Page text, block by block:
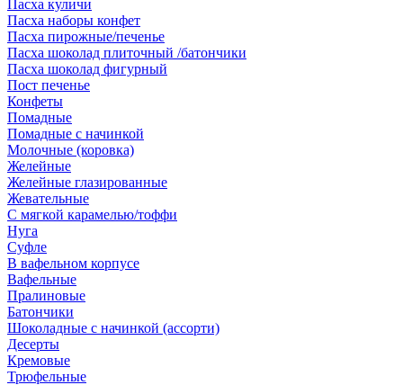
Пасха куличи
Пасха наборы конфет
Пасха пирожные/печенье
Пасха шоколад плиточный /батончики
Пасха шоколад фигурный
Пост печенье
Конфеты
Помадные
Помадные с начинкой
Молочные (коровка)
Желейные
Желейные глазированные
Жевательные
С мягкой карамелью/тоффи
Нуга
Суфле
В вафельном корпусе
Вафельные
Пралиновые
Батончики
Шоколадные с начинкой (ассорти)
Десерты
Кремовые
Трюфельные